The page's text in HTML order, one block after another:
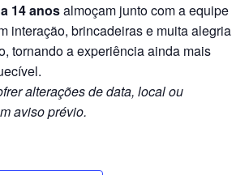
14 anosalmoçam junto com a equipe
interação, brincadeiras e muita alegria
tornando a experiência ainda mais
alterações de data, local ou
aviso prévio.